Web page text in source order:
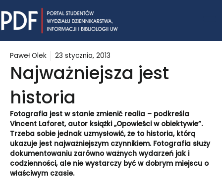
to
content
Paweł Olek 23 stycznia, 2013
Najważniejsza jest
historia
Fotografia jest w stanie zmienić realia – podkreśla
Vincent Laforet, autor książki„Opowieści w obiektywie”.
Trzeba sobie jednak uzmysłowić, że to historia, którą
ukazuje jest najważniejszym czynnikiem. Fotografia służy
dokumentowaniu zarówno ważnych wydarzeń jak i
codzienności, ale nie wystarczy być w dobrym miejscu o
właściwym czasie.